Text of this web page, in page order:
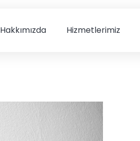
Hakkımızda Hizmetlerimiz